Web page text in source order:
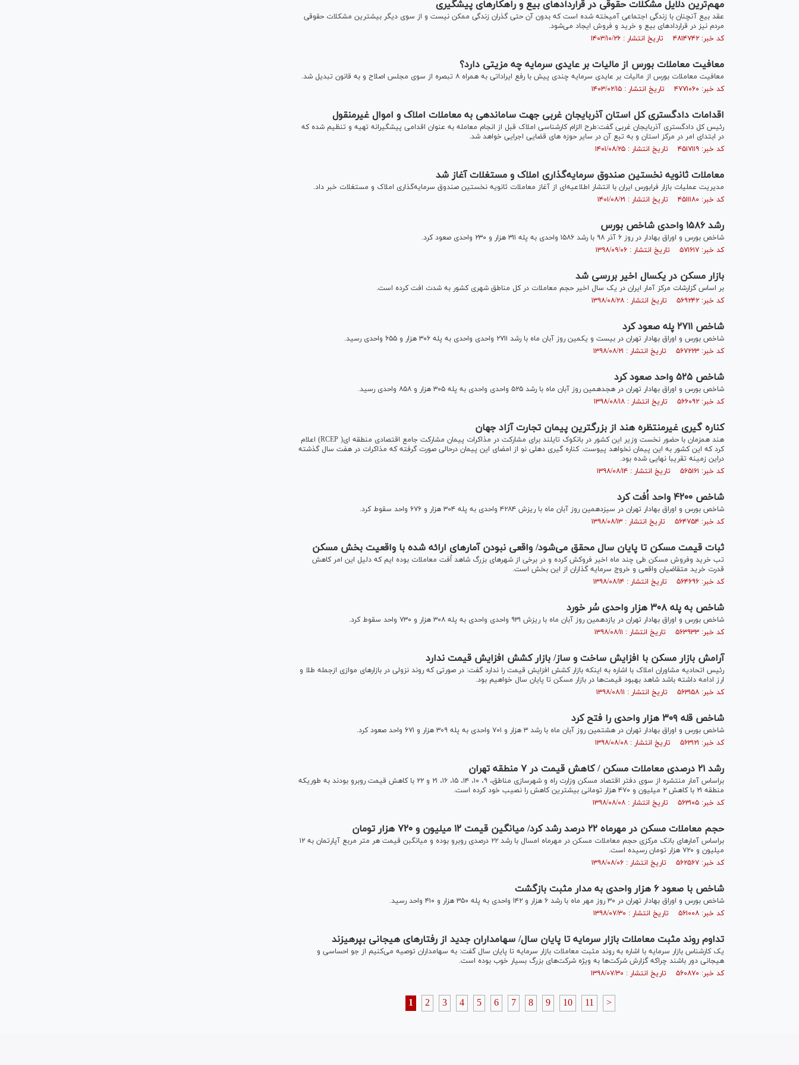
مهم‌ترین دلایل مشکلات حقوقی در قرارداد‌های بیع و راهکار‌های پیشگیری
عقد بیع آنچنان با زندگی اجتماعی آمیخته شده است که بدون آن حتی گذران زندگی ممکن نیست و از سوی دیگر بیشترین مشکلات حقوقی
مردم نیز در قرارداد‌های بیع و خرید و فروش ایجاد می‌شود.
کد خبر: ۴۸۱۴۷۴۲ تاریخ انتشار : ۱۴۰۳/۱۰/۲۶
معافیت معاملات بورس از مالیات بر عایدی سرمایه چه مزیتی دارد؟
معافیت معاملات بورس از مالیات بر عایدی سرمایه چندی پیش با رفع ایراداتی به همراه ۸ تبصره از سوی مجلس اصلاح و به قانون تبدیل شد.
کد خبر: ۴۷۷۱۰۶۰ تاریخ انتشار : ۱۴۰۳/۰۲/۱۵
اقدامات دادگستری کل استان آذربایجان غربی جهت ساماندهی به معاملات املاک و اموال غیرمنقول
رئیس کل دادگستری آذربایجان غربی گفت:طرح الزام کارشناسی املاک قبل از انجام معامله به عنوان اقدامی پیشگیرانه تهیه و تنظیم شده که
در ابتدای امر در مرکز استان و به تبع آن در سایر حوزه های قضایی اجرایی خواهد شد.
کد خبر: ۴۵۱۷۱۱۹ تاریخ انتشار : ۱۴۰۱/۰۸/۲۵
معاملات ثانویه نخستین صندوق سرمایه‌گذاری املاک و مستغلات آغاز شد
مدیریت عملیات بازار فرابورس ایران با انتشار اطلاعیه‌ای از آغاز معاملات ثانویه نخستین صندوق سرمایه‌گذاری املاک و مستغلات خبر داد.
کد خبر: ۴۵۱۱۱۸۰ تاریخ انتشار : ۱۴۰۱/۰۸/۲۱
رشد ۱۵۸۶ واحدی شاخص بورس
شاخص بورس و اوراق بهادار در روز ۶ آذر ۹۸ با رشد ۱۵۸۶ واحدی به پله ۳۱۱ هزار و ۲۳۰ واحدی صعود کرد.
کد خبر: ۵۷۱۶۱۷ تاریخ انتشار : ۱۳۹۸/۰۹/۰۶
بازار مسکن در یکسال اخیر بررسی شد
بر اساس گزارشات مرکز آمار ایران در یک سال اخیر حجم معاملات در کل مناطق شهری کشور به شدت افت کرده است.
کد خبر: ۵۶۹۲۴۲ تاریخ انتشار : ۱۳۹۸/۰۸/۲۸
شاخص ۲۷۱۱ پله صعود کرد
شاخص بورس و اوراق بهادار تهران در بیست و یکمین روز آبان ماه با رشد ۲۷۱۱ واحدی واحدی به پله ۳۰۶ هزار و ۶۵۵ واحدی رسید.
کد خبر: ۵۶۷۲۲۳ تاریخ انتشار : ۱۳۹۸/۰۸/۲۱
شاخص ۵۲۵ واحد صعود کرد
شاخص بورس و اوراق بهادار تهران در هجدهمین روز آبان ماه با رشد ۵۲۵ واحدی واحدی به پله ۳۰۵ هزار و ۸۵۸ واحدی رسید.
کد خبر: ۵۶۶۰۹۲ تاریخ انتشار : ۱۳۹۸/۰۸/۱۸
کناره گیری غیرمنتظره هند از بزرگترین پیمان تجارت آزاد جهان
هند همزمان با حضور نخست وزیر این کشور در بانکوک تایلند برای مشارکت در مذاکرات پیمان مشارکت جامع اقتصادی منطقه ای( RCEP) اعلام
کرد که این کشور به این پیمان نخواهد پیوست. کناره گیری دهلی نو از امضای این پیمان درحالی صورت گرفته که مذاکرات در هفت سال گذشته
دراین زمینه تقریبا نهایی شده بود.
کد خبر: ۵۶۵۱۶۱ تاریخ انتشار : ۱۳۹۸/۰۸/۱۴
شاخص ۴۲۰۰ واحد اُفت کرد
شاخص بورس و اوراق بهادار تهران در سیزدهمین روز آبان ماه با ریزش ۴۲۸۴ واحدی به پله ۳۰۴ هزار و ۶۷۶ واحد سقوط کرد.
کد خبر: ۵۶۴۷۵۴ تاریخ انتشار : ۱۳۹۸/۰۸/۱۳
ثبات قیمت مسکن تا پایان سال محقق می‌شود/ واقعی نبودن آمار‌های ارائه شده با واقعیت بخش مسکن
تب خرید وفروش مسکن طی چند ماه اخیر فروکش کرده و در برخی از شهر‌های بزرگ شاهد اُفت معاملات بوده ایم که دلیل این امر کاهش
قدرت خرید متقاضیان واقعی و خروج سرمایه گذاران از این بخش است.
کد خبر: ۵۶۴۶۹۶ تاریخ انتشار : ۱۳۹۸/۰۸/۱۴
شاخص به پله ۳۰۸ هزار واحدی سُر خورد
شاخص بورس و اوراق بهادار تهران در یازدهمین روز آبان ماه با ریزش ۹۳۱ واحدی واحدی به پله ۳۰۸ هزار و ۷۳۰ واحد سقوط کرد.
کد خبر: ۵۶۳۹۳۳ تاریخ انتشار : ۱۳۹۸/۰۸/۱۱
آرامش بازار مسکن با افزایش ساخت و ساز/ بازار کشش افزایش قیمت ندارد
رئیس اتحادیه مشاوران املاک با اشاره به اینکه بازار کشش افزایش قیمت را ندارد گفت: در صورتی که روند نزولی در بازار‌های موازی ازجمله طلا و
ارز ادامه داشته باشد شاهد بهبود قیمت‌ها در بازار مسکن تا پایان سال خواهیم بود.
کد خبر: ۵۶۳۱۵۸ تاریخ انتشار : ۱۳۹۸/۰۸/۱۱
شاخص قله ۳۰۹ هزار واحدی را فتح کرد
شاخص بورس و اوراق بهادار تهران در هشتمین روز آبان ماه با رشد ۳ هزار و ۷۰۱ واحدی به پله ۳۰۹ هزار و ۶۷۱ واحد صعود کرد.
کد خبر: ۵۶۳۱۲۱ تاریخ انتشار : ۱۳۹۸/۰۸/۰۸
رشد ۲۱ درصدی معاملات مسکن / کاهش قیمت در ۷ منطقه تهران
براساس آمار منتشره از سوی دفتر اقتصاد مسکن وزارت راه و شهرسازی مناطق، ۹، ۱۰، ۱۴، ۱۵، ۱۶، ۲۱ و ۲۲ با کاهش قیمت روبرو بودند به طوریکه
منطقه ۲۱ با کاهش ۲ میلیون و ۴۷۰ هزار تومانی بیشترین کاهش را نصیب خود کرده است.
کد خبر: ۵۶۳۱۰۵ تاریخ انتشار : ۱۳۹۸/۰۸/۰۸
حجم معاملات مسکن در مهرماه ۲۲ درصد رشد کرد/ میانگین قیمت ۱۲ میلیون و ۷۲۰ هزار تومان
براساس آمار‌های بانک مرکزی حجم معاملات مسکن در مهرماه امسال با رشد ۲۲ درصدی روبرو بوده و میانگبن قیمت هر متر مربع آپارتمان به ۱۲
میلیون و ۷۲۰ هزار تومان رسیده است.
کد خبر: ۵۶۲۵۶۷ تاریخ انتشار : ۱۳۹۸/۰۸/۰۶
شاخص با صعود ۶ هزار واحدی به مدار مثبت بازگشت
شاخص بورس و اوراق بهادار تهران در ۳۰ روز مهر ماه با رشد ۶ هزار و ۱۴۲ واحدی به پله ۳۵۰ هزار و ۴۱۰ واحد رسید.
کد خبر: ۵۶۱۰۰۸ تاریخ انتشار : ۱۳۹۸/۰۷/۳۰
تداوم روند مثبت معاملات بازار سرمایه تا پایان سال/ سهامداران جدید از رفتارهای هیجانی بپرهیزند
یک کارشناس بازار سرمایه با اشاره به روند مثبت معاملات بازار سرمایه تا پایان سال گفت: به سهامداران توصیه می‌کنیم از جو احساسی و
هیجانی دور باشند چراکه گزارش شرکت‌ها به ویژه شرکت‌های بزرگ بسیار خوب بوده است.
کد خبر: ۵۶۰۸۷۰ تاریخ انتشار : ۱۳۹۸/۰۷/۳۰
1 2 3 4 5 6 7 8 9 10 11 >